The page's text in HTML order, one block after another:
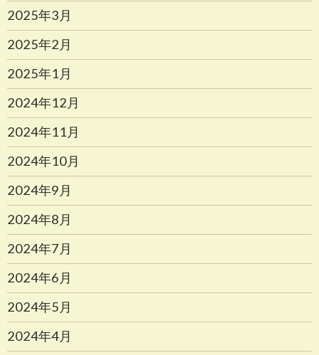
2025年3月
2025年2月
2025年1月
2024年12月
2024年11月
2024年10月
2024年9月
2024年8月
2024年7月
2024年6月
2024年5月
2024年4月